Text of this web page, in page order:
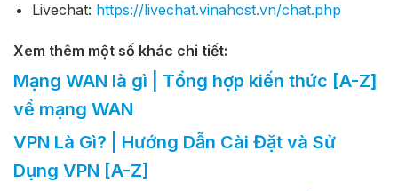
Livechat: https://livechat.vinahost.vn/chat.php
Xem thêm một số khác chi tiết:
Mạng WAN là gì | Tổng hợp kiến thức [A-Z]
về mạng WAN
VPN Là Gì? | Hướng Dẫn Cài Đặt và Sử
Dụng VPN [A-Z]